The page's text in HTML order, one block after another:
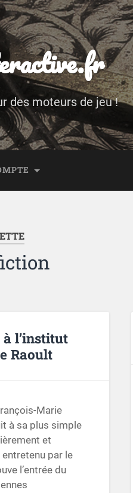
des moteurs de jeu !
l’institut
Raoult
Marie
à sa plus simple
et
par le
l’entrée du